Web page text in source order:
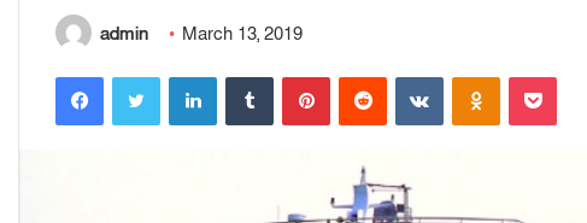
admin March 13, 2019